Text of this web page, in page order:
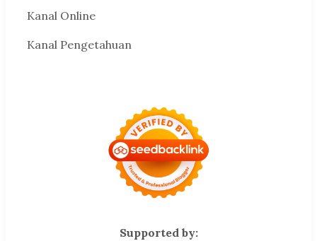
Kanal Online
Kanal Pengetahuan
Supported by: